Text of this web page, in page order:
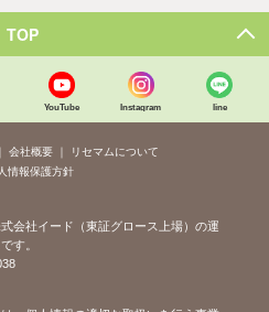
TOP
YouTube Instagram line
会社概要
リセマムについて
情報保護方針
会社イード（東証グロース上場）の運
す。